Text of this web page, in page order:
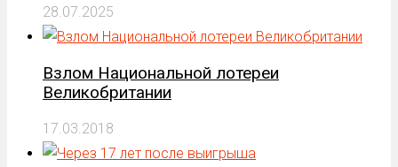
28.07.2025
Взлом Национальной лотереи
Великобритании
17.03.2018